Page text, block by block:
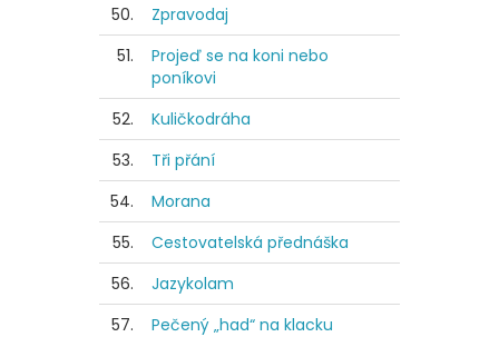
50.
Zpravodaj
51.
Projeď se na koni nebo
poníkovi
52.
Kuličkodráha
53.
Tři přání
54.
Morana
55.
Cestovatelská přednáška
56.
Jazykolam
57.
Pečený „had“ na klacku